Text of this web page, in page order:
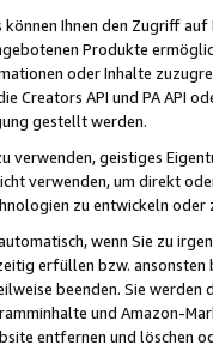
können Ihnen den Zugriff
Produkte
oder Inhalte
Creators API und PA API
gestellt werden.
verwenden, geistiges
verwenden, um direkt
zu entwickeln
wenn Sie zu
erfüllen bzw. ansonsten
beenden. Sie werden
und Amazon-
entfernen und löschen